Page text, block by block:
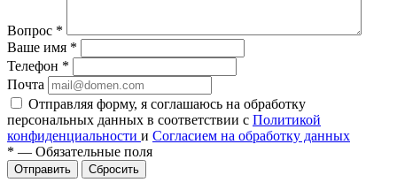
Вопрос *
Ваше имя *
Телефон *
Почта
Отправляя форму, я соглашаюсь на обработку
персональных данных в соответствии с Политикой
конфиденциальности и Согласием на обработку данных
* — Обязательные поля
Сбросить